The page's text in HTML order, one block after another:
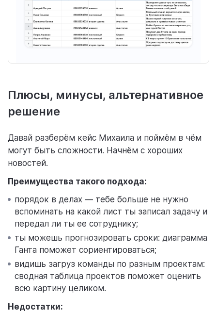
Плюсы, минусы, альтернативное
решение
Давай разберём кейс Михаила и поймём в чём
могут быть сложности. Начнём с хороших
новостей.
Преимущества такого подхода:
порядок в делах — тебе больше не нужно
вспоминать на какой лист ты записал задачу и
передал ли ты ее сотруднику;
ты можешь прогнозировать сроки: диаграмма
Ганта поможет сориентироваться;
видишь загруз команды по разным проектам:
сводная таблица проектов поможет оценить
всю картину целиком.
Недостатки: